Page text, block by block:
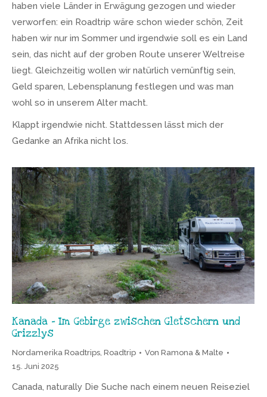
haben viele Länder in Erwägung gezogen und wieder
verworfen: ein Roadtrip wäre schon wieder schön, Zeit
haben wir nur im Sommer und irgendwie soll es ein Land
sein, das nicht auf der groben Route unserer Weltreise
liegt. Gleichzeitig wollen wir natürlich vernünftig sein,
Geld sparen, Lebensplanung festlegen und was man
wohl so in unserem Alter macht.
Klappt irgendwie nicht. Stattdessen lässt mich der
Gedanke an Afrika nicht los.
Kanada – Im Gebirge zwischen Gletschern und
Grizzlys
Nordamerika Roadtrips, Roadtrip Von Ramona & Malte
15. Juni 2025
Canada, naturally Die Suche nach einem neuen Reiseziel